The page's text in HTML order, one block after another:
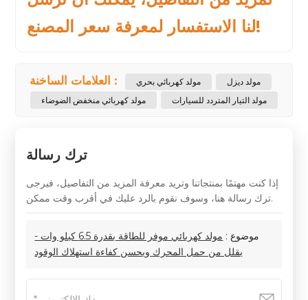
لنا الاستفسار لمعرفة سعر المصنع!
العلامات الساخنة : مولد كهربائي بحري
مولد ديزل
مولد كهربائي منخفض الضوضاء
مولد التيار المتردد للسيارات
ترك رسالة
إذا كنت مهتمًا بمنتجاتنا وتريد معرفة المزيد من التفاصيل، فيرجى
ترك رسالة هنا، وسوف نقوم بالرد عليك في أقرب وقت ممكن.
موضوع :
مولد كهربائي موفر للطاقة بقدرة 6.5 كيلو وات -
يقلل من حمل المحرك ويحسن كفاءة استهلاك الوقود